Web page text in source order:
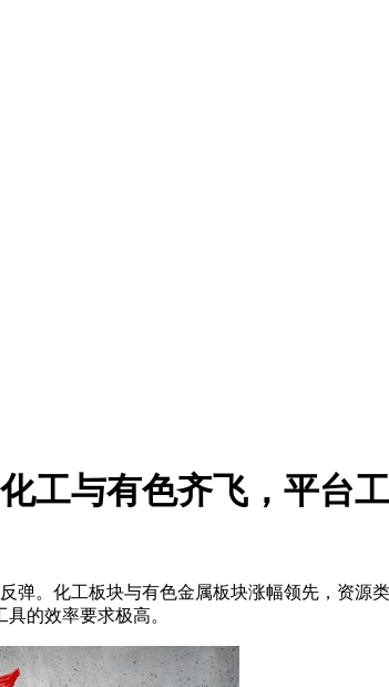
工与有色齐飞，平台
弹。化工板块与有色金属板块涨幅领先，资
的效率要求极高。